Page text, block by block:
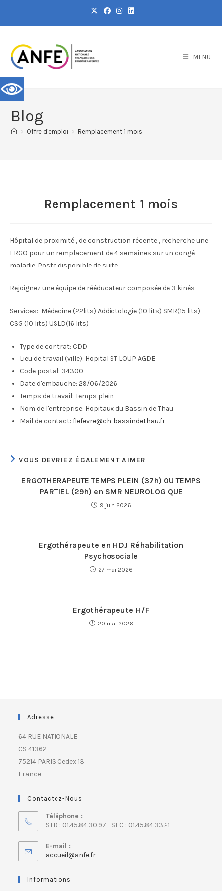
MENU
Blog
> Offre d'emploi > Remplacement 1 mois
Remplacement 1 mois
Hôpital de proximité , de construction récente , recherche une
ERGO pour un remplacement de 4 semaines sur un congé
maladie. Poste disponible de suite.
Rejoignez une équipe de rééducateur composée de 3 kinés
Services: Médecine (22lits) Addictologie (10 lits) SMR(15 lits)
CSG (10 lits) USLD(16 lits)
Type de contrat: CDD
Lieu de travail (ville): Hopital ST LOUP AGDE
Code postal: 34300
Date d'embauche: 29/06/2026
Temps de travail: Temps plein
Nom de l'entreprise: Hopitaux du Bassin de Thau
Mail de contact: flefevre@ch-bassindethau.fr
VOUS DEVRIEZ ÉGALEMENT AIMER
ERGOTHERAPEUTE TEMPS PLEIN (37h) OU TEMPS
PARTIEL (29h) en SMR NEUROLOGIQUE
9 juin 2026
Ergothérapeute en HDJ Réhabilitation
Psychosociale
27 mai 2026
Ergothérapeute H/F
20 mai 2026
Adresse
64 RUE NATIONALE
CS 41362
75214 PARIS Cedex 13
France
Contactez-Nous
Téléphone :
STD : 01.45.84.30.97 - SFC : 01.45.84.33.21
E-mail :
accueil@anfe.fr
Informations